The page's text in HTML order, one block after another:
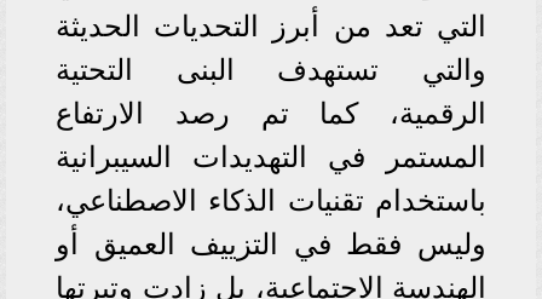
التي تعد من أبرز التحديات الحديثة
والتي تستهدف البنى التحتية
الرقمية، كما تم رصد الارتفاع
المستمر في التهديدات السيبرانية
باستخدام تقنيات الذكاء الاصطناعي،
وليس فقط في التزييف العميق أو
الهندسة الاجتماعية، بل زادت وتيرتها